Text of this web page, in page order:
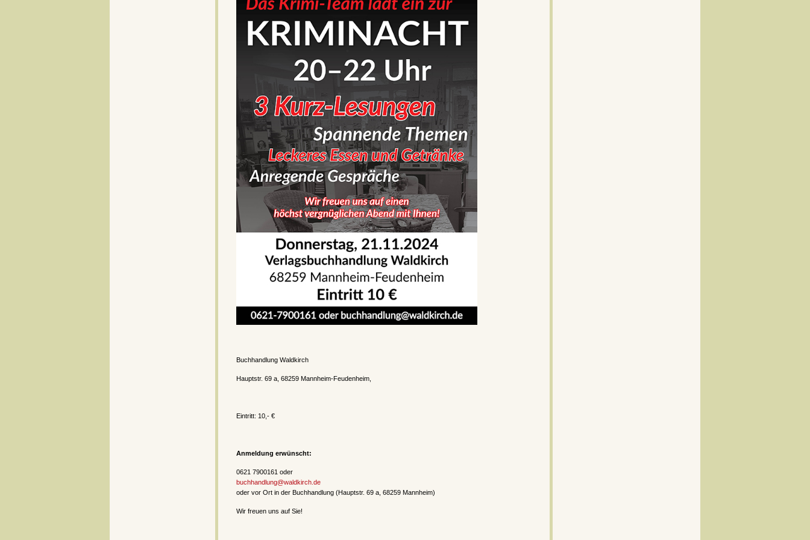
Buchhandlung Waldkirch
Hauptstr. 69 a, 68259 Mannheim-Feudenheim,
Eintritt: 10,- €
Anmeldung erwünscht:
0621 7900161 oder
buchhandlung@waldkirch.de
oder vor Ort in der Buchhandlung (Hauptstr. 69 a, 68259 Mannheim)
Wir freuen uns auf Sie!